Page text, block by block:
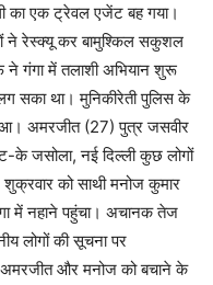
का एक ट्रेवल एजेंट बह गया।
ने रेस्क्यू कर बामुश्किल सकुशल
गंगा में तलाशी अभियान शुरू
सका था। मुनिकीरेती पुलिस के
हुआ। अमरजीत (27) पुत्र जसवीर
के जसोला, नई दिल्ली कुछ लोगों
को साथी मनोज कुमार
में नहाने पहुंचा। अचानक तेज
लोगों की सूचना पर
और मनोज को बचाने के